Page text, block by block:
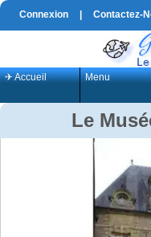
Connexion Contactez-
✈ Accueil Menu
Le